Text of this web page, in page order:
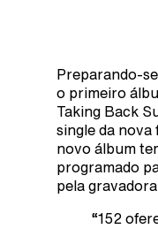
Preparando-
o primeiro
Taking Back
single da nova
novo álbum
programado
pela
“152